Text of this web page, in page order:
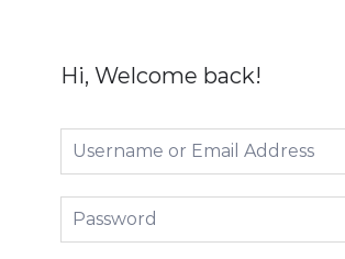
Hi, Welcome back!